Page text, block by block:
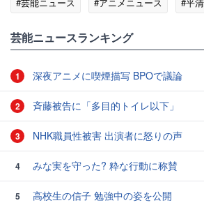
芸能ニュースランキング
1 深夜アニメに喫煙描写 BPOで議論
2 斉藤被告に「多目的トイレ以下」
3 NHK職員性被害 出演者に怒りの声
4 みな実を守った? 粋な行動に称賛
5
高校生の信子 勉強中の姿を公開